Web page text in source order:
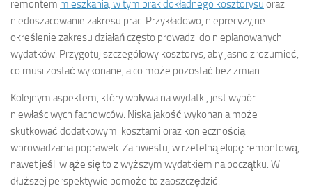
remontem mieszkania, w tym brak dokładnego kosztorysu oraz
niedoszacowanie zakresu prac. Przykładowo, nieprecyzyjne
określenie zakresu działań często prowadzi do nieplanowanych
wydatków. Przygotuj szczegółowy kosztorys, aby jasno zrozumieć,
co musi zostać wykonane, a co może pozostać bez zmian.
Kolejnym aspektem, który wpływa na wydatki, jest wybór
niewłaściwych fachowców. Niska jakość wykonania może
skutkować dodatkowymi kosztami oraz koniecznością
wprowadzania poprawek. Zainwestuj w rzetelną ekipę remontową,
nawet jeśli wiąże się to z wyższym wydatkiem na początku. W
dłuższej perspektywie pomoże to zaoszczędzić.